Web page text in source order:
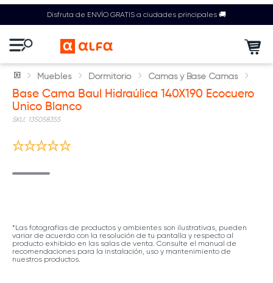
Disfruta de ENVÍO GRATIS a ciudades principales 🚚
Muebles Dormitorio Camas y Base Camas
Base Cama Baul Hidraúlica 140X190 Ecocuero
Unico Blanco
: 135058355
*Las fotografías de productos y ambientes son ilustrativas, pueden
variar de acuerdo con la resolución de tu pantalla y respecto al
producto exhibido en las salas de venta. Consulte el manual de
recomendaciones para la instalación, uso y mantenimiento de
nuestros productos.